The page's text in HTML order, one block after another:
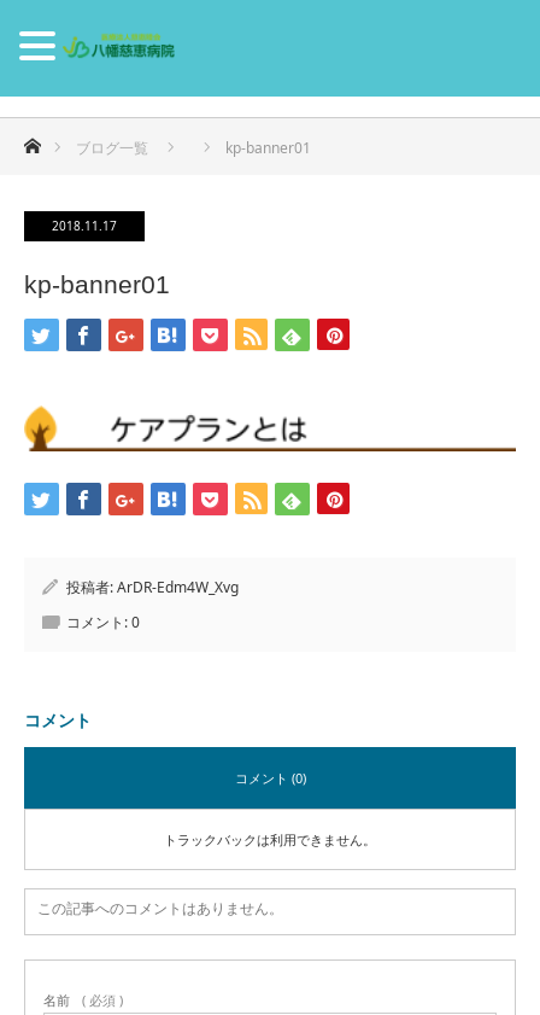
ホームブログ一覧 kp-banner01
2018.11.17
kp-banner01
投稿者:ArDR-Edm4W_Xvg
コメント:0
コメント
コメント (0)
トラックバックは利用できません。
この記事へのコメントはありません。
名前 ( 必須 )